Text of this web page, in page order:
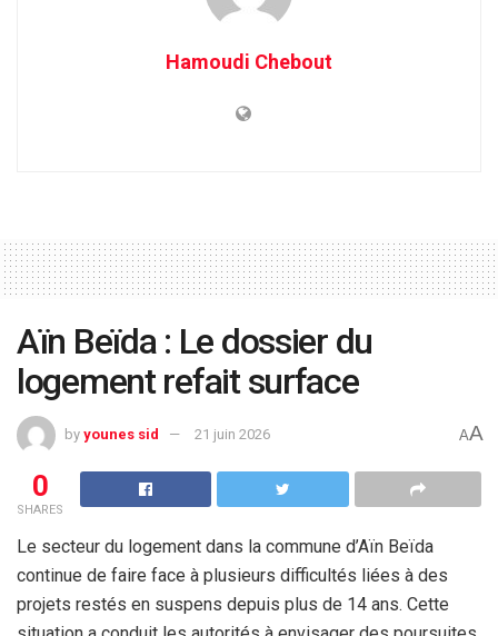
Hamoudi Chebout
Aïn Beïda : Le dossier du
logement refait surface
by younes sid 21 juin 2026 AA
0
SHARES
Le secteur du logement dans la commune d’Aïn Beïda
continue de faire face à plusieurs difficultés liées à des
projets restés en suspens depuis plus de 14 ans. Cette